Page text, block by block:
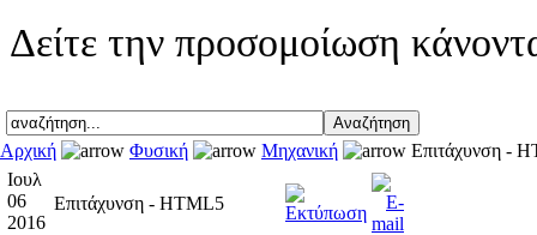
Δείτε την προσομοίωση
Αρχική Φυσική Μηχανική
Επιτάχυνση -
Ιουλ
06
2016
Επιτάχυνση - HTML5